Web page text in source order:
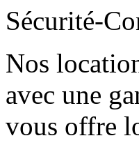
Sécurité-
Nos
avec une
vous offre